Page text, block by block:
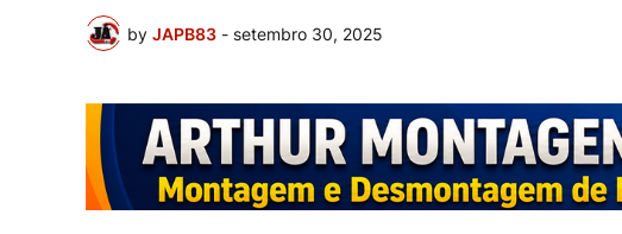
by JAPB83 - setembro 30, 2025